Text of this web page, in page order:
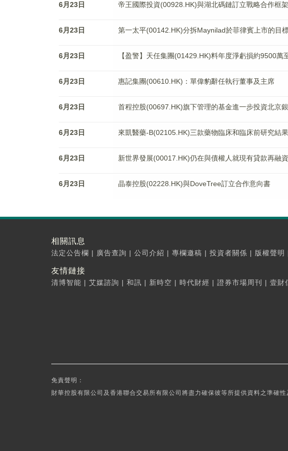
6月23日 帝王國際投資(00928.HK)與湖北碼鏈訂立戰略合作框
6月23日 第一太平(00142.HK)分拆Maynilad於菲律賓上市的目
6月23日 【盈警】天任集團(01429.HK)料年度淨虧損約9500萬
6月23日 惠記集團(00610.HK)：單偉豹辭任執行董事及主席
6月23日 首程控股(00697.HK)旗下管理的基金進一步投資北京
6月23日 來凱醫藥-B(02105.HK)三款藥物臨床和臨床前研究結
6月23日 新世界發展(00017.HK)仍在與債權人就現有貸款再融
6月23日 晶泰控股(02228.HK)與DoveTree訂立合作意向書
相關訊息
法定公告欄 | 廣告查詢 | 公司介紹 | 專欄邀稿 | 投資者關係 | 版權聲明
友情鏈接
清博智能 | 艾媒諮詢 | 和訊 | 新時空 | 時代財經 | 證券市場周刊 | 壹財
免責聲明：
財華控股有限公司及香港聯合交易所有限公司將盡力確保彼等所提供資料之準確